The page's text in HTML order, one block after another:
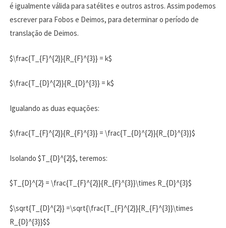
é igualmente válida para satélites e outros astros. Assim podemos
escrever para Fobos e Deimos, para determinar o período de
translação de Deimos.
$\frac{T_{F}^{2}}{R_{F}^{3}} = k$
$\frac{T_{D}^{2}}{R_{D}^{3}} = k$
Igualando as duas equações:
$\frac{T_{F}^{2}}{R_{F}^{3}} = \frac{T_{D}^{2}}{R_{D}^{3}}$
Isolando $T_{D}^{2}$, teremos:
$T_{D}^{2} = \frac{T_{F}^{2}}{R_{F}^{3}}\times R_{D}^{3}$
$\sqrt{T_{D}^{2}} =\sqrt{\frac{T_{F}^{2}}{R_{F}^{3}}\times
R_{D}^{3}}$$